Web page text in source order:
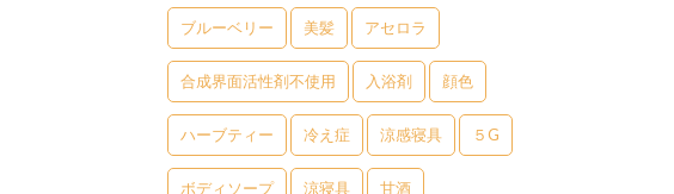
ブルーベリー 美髪 アセロラ
合成界面活性剤不使用 入浴剤 顔色
ハーブティー 冷え症 涼感寝具 ５G
ボディソープ 涼寝具 甘酒